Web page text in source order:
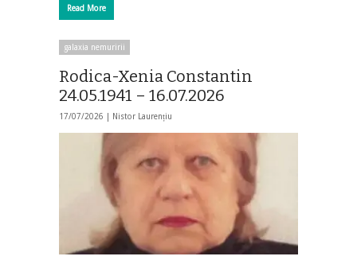
Read More
galaxia nemuririi
Rodica-Xenia Constantin
24.05.1941 – 16.07.2026
17/07/2026 | Nistor Laurențiu